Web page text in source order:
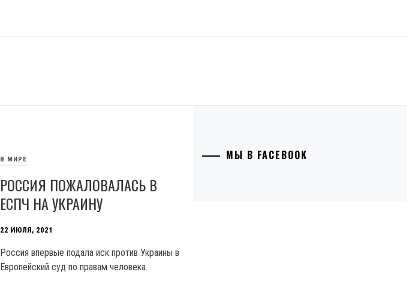
В МИРЕ
РОССИЯ ПОЖАЛОВАЛАСЬ В
ЕСПЧ НА УКРАИНУ
22 ИЮЛЯ, 2021
Россия впервые подала иск против Украины в
Европейский суд по правам человека.
МЫ В FACEBOOK